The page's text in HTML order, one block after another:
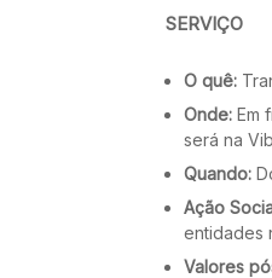
SERVIÇO
O quê:
Onde: Em
será na
Quando:
Ação
entidades
Valores